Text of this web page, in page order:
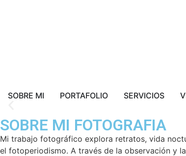
SOBRE MI PORTAFOLIO SERVICIOS
FOTOGRAFIA
SOBRE MI FOTOGRAFIA
Mi trabajo fotográfico explora retratos, vida
el fotoperiodismo. A través de la observación y